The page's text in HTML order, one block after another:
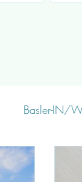
Basler-IN/